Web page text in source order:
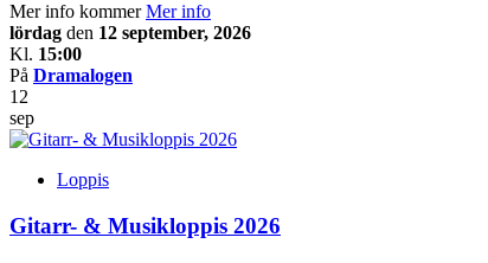
Mer info kommerMer info
lördag den 12 september, 2026
Kl. 15:00
På Dramalogen
12
sep
Loppis
Gitarr- & Musikloppis 2026